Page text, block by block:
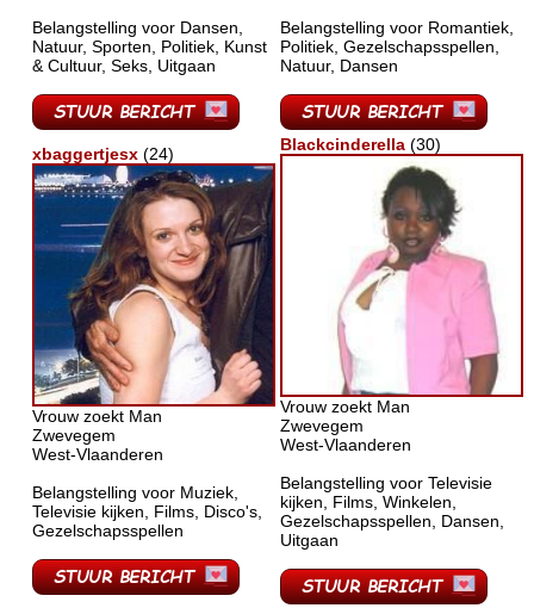
Belangstelling voor Dansen,
Natuur, Sporten, Politiek, Kunst
& Cultuur, Seks, Uitgaan
Belangstelling voor Romantiek,
Politiek, Gezelschapsspellen,
Natuur, Dansen
xbaggertjesx (24)
Vrouw zoekt Man
Zwevegem
West-Vlaanderen
Belangstelling voor Muziek,
Televisie kijken, Films, Disco's,
Gezelschapsspellen
Blackcinderella (30)
Vrouw zoekt Man
Zwevegem
West-Vlaanderen
Belangstelling voor Televisie
kijken, Films, Winkelen,
Gezelschapsspellen, Dansen,
Uitgaan